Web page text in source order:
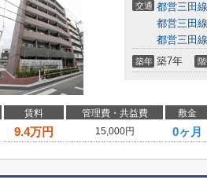
交通 都営三田線
都営三田線
都営三田線
築年 築7年
賃料 管理費・共益費 敷金
9.4万円 15,000円 0ヶ月